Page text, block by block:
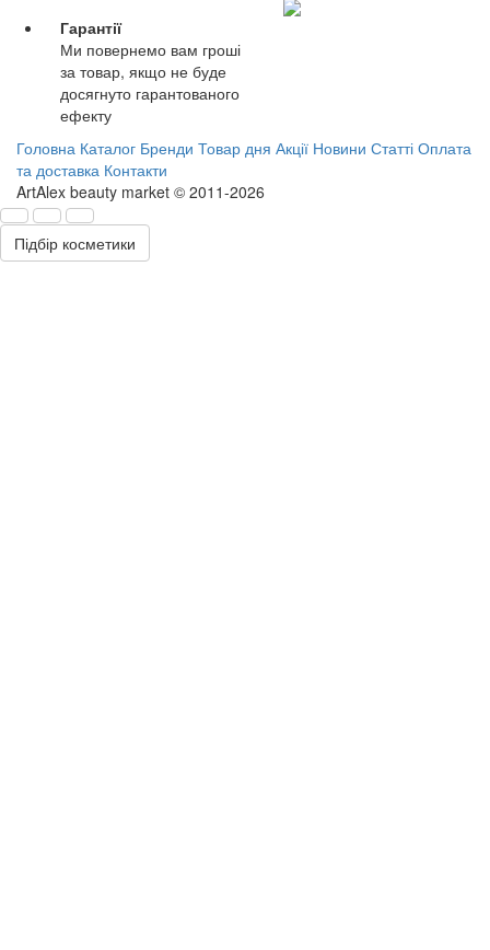
Гарантії
Ми повернемо вам гроші
за товар, якщо не буде
досягнуто гарантованого
ефекту
Головна Каталог Бренди Товар дня Акції Новини Статті Оплата
та доставка Контакти
ArtAlex beauty market © 2011-2026
Підбір косметики